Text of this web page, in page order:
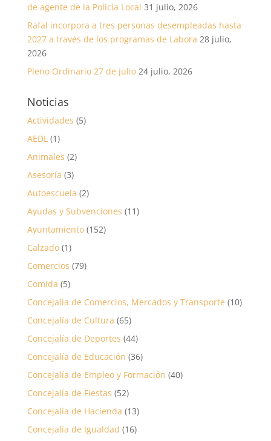
de agente de la Policía Local 31 julio, 2026
Rafal incorpora a tres personas desempleadas hasta
2027 a través de los programas de Labora 28 julio,
2026
Pleno Ordinario 27 de julio 24 julio, 2026
Noticias
Actividades (5)
AEDL(1)
Animales (2)
Asesoría (3)
Autoescuela (2)
Ayudas y Subvenciones (11)
Ayuntamiento(152)
Calzado(1)
Comercios (79)
Comida (5)
Concejalía de Comercios, Mercados y Transporte (10)
Concejalía de Cultura (65)
Concejalía de Deportes (44)
Concejalía de Educación (36)
Concejalía de Empleo y Formación (40)
Concejalía de Fiestas (52)
Concejalía de Hacienda (13)
Concejalía de Igualdad (16)